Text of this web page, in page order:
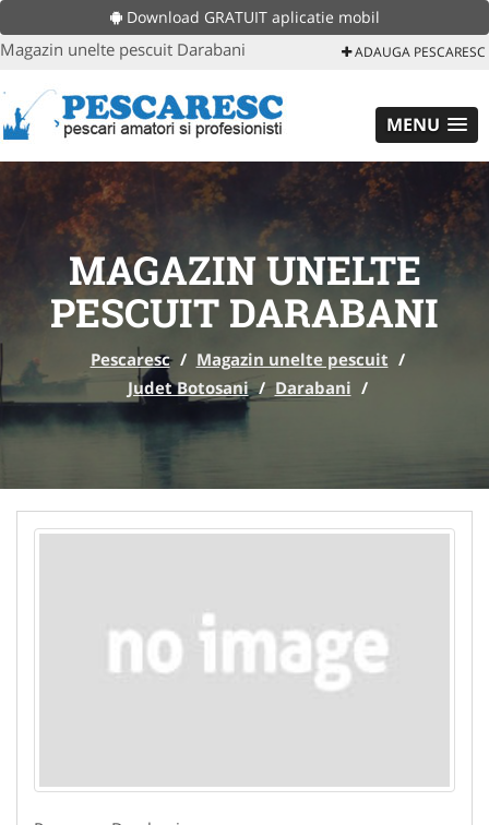
Download GRATUIT aplicatie mobil
Magazin unelte pescuit Darabani ADAUGA PESCARESC
MENU
MAGAZIN UNELTE
PESCUIT DARABANI
Pescaresc / Magazin unelte pescuit /
Judet Botosani / Darabani /